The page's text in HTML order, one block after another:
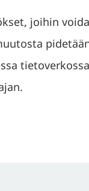
joihin
tietoverkossa